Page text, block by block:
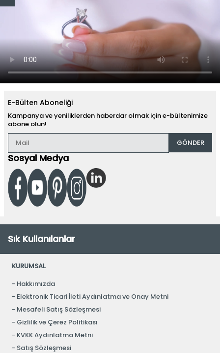
E-Bülten Aboneliği
Kampanya ve yeniliklerden haberdar olmak için e-bültenimize
abone olun!
GÖNDER
Sosyal Medya
Sık Kullanılanlar
KURUMSAL
Hakkımızda
Elektronik Ticari İleti Aydınlatma ve Onay Metni
Mesafeli Satış Sözleşmesi
Gizlilik ve Çerez Politikası
KVKK Aydınlatma Metni
Satış Sözleşmesi